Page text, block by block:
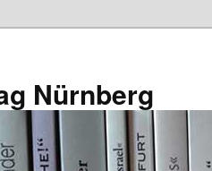
Nürnberg